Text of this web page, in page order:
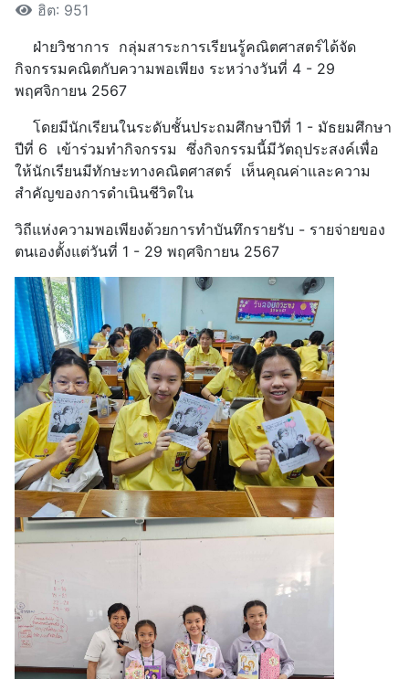
ฮิต: 951
ฝ่ายวิชาการ กลุ่มสาระการเรียนรู้คณิตศาสตร์ได้จัด
กิจกรรมคณิตกับความพอเพียง ระหว่างวันที่ 4 - 29
พฤศจิกายน 2567
โดยมีนักเรียนในระดับชั้นประถมศึกษาปีที่ 1 - มัธยมศึกษา
ปีที่ 6 เข้าร่วมทำกิจกรรม ซึ่งกิจกรรมนี้มีวัตถุประสงค์เพื่อ
ให้นักเรียนมีทักษะทางคณิตศาสตร์ เห็นคุณค่าและความ
สำคัญของการดำเนินชีวิตใน
วิถีแห่งความพอเพียงด้วยการทำบันทึกรายรับ - รายจ่ายของ
ตนเองตั้งแต่วันที่ 1 - 29 พฤศจิกายน 2567